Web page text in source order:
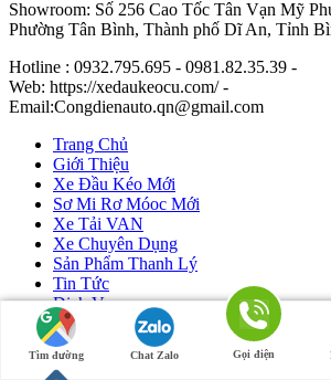
Showroom: Số 256 Cao Tốc Tân Vạn Mỹ
Phường Tân Bình, Thành phố Dĩ An, Tỉnh
Hotline : 0932.795.695 - 0981.82.35.39 -
Web: https://xedaukeocu.com/ -
Email:Congdienauto.qn@gmail.com
Tìm đường Chat Zalo Gọi điện
Trang Chủ
Giới Thiệu
Xe Đầu Kéo Mới
Sơ Mi Rơ Móoc Mới
Xe Tải VAN
Xe Chuyên Dụng
Sản Phẩm Thanh Lý
Tin Tức
Dịch Vụ
Liên Hệ
Ô Tô Huỳnh Gia Phát|Xe Đầu Kéo Mỹ by